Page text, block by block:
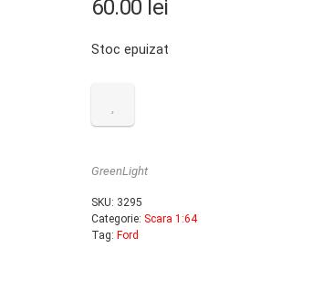
60.00 lei
Stoc epuizat
GreenLight
SKU: 3295
Categorie: Scara 1:64
Tag: Ford